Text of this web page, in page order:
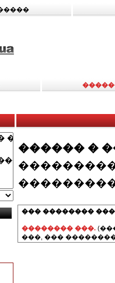
������ �
��� ��������
�������� ���.
���, ���